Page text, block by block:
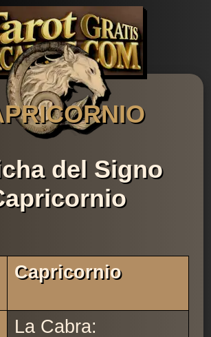
del Signo
Capricornio
La Cabra: